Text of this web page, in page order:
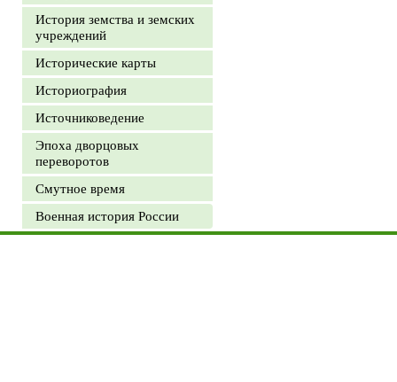
История земства и земских
учреждений
Исторические карты
Историография
Источниковедение
Эпоха дворцовых
переворотов
Смутное время
Военная история России